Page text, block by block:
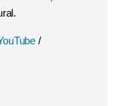
/